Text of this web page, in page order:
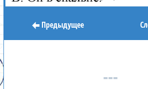
Предыдущее